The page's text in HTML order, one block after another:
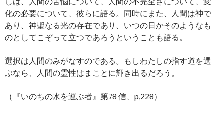
化の必要について、彼らに語る。同時にまた、人間は神で
あり、神聖なる光の存在であり、いつの日かそのようなも
のとしてこぞって立つであろうということも語る。
選択は人間のみがなすのである。もしわたしの指す道を選
ぶなら、人間の霊性はまことに輝き出るだろう。
（『いのちの水を運ぶ者』第78 信、p,228）